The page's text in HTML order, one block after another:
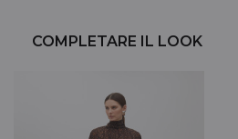
COMPLETARE IL LOOK